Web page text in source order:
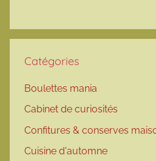
Catégories
Boulettes mania
Cabinet de curiosités
Confitures & conserves
Cuisine d'automne